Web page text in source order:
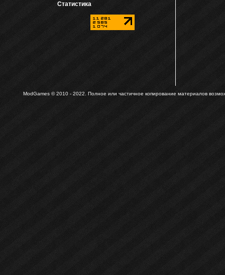
Статистика
ModGames © 2010 - 2022. Полное или частичное копирование материалов